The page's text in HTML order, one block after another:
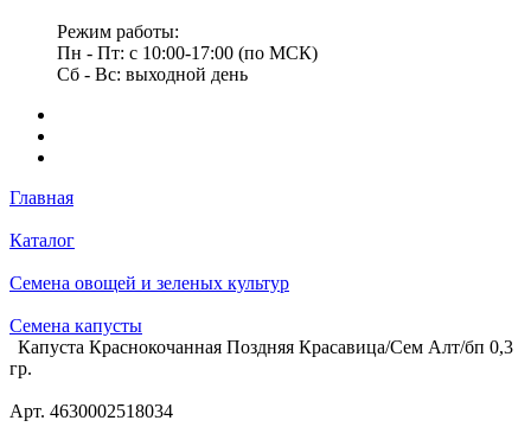
Режим работы:
Пн - Пт: с 10:00-17:00 (по МСК)
Сб - Вс: выходной день
Главная
Каталог
Семена овощей и зеленых культур
Семена капусты
Капуста Краснокочанная Поздняя Красавица/Сем Алт/бп 0,3
гр.
Арт. 4630002518034